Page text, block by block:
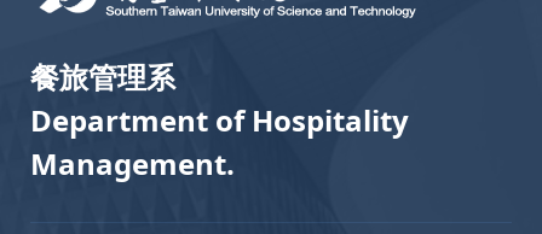
餐旅管理系
Department of Hospitality
Management.